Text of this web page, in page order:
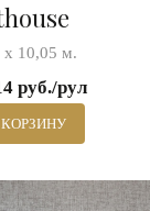
х 10,05 м.
руб./рул